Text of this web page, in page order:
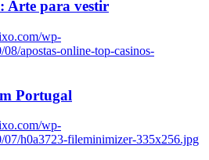
Arte para vestir
wp-
apostas-online-top-casinos-
Portugal
wp-
07/h0a3723-fileminimizer-335x256.jpg